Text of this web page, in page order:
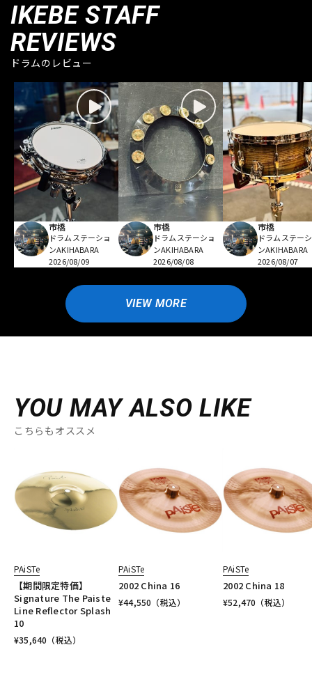
IKEBE STAFF
REVIEWS
ドラムのレビュー
市橋
ドラムステーショ
ンAKIHABARA
2026/08/09
市橋
ドラムステーショ
ンAKIHABARA
2026/08/08
市橋
ドラムステー
ンAKIHABARA
2026/08/07
VIEW MORE
YOU MAY ALSO LIKE
こちらもオススメ
PAiSTe
【期間限定特価】
Signature The Paiste
Line Reflector Splash
10
¥35,640 （税込）
PAiSTe
2002 China 16
¥44,550 （税込）
PAiSTe
2002 China 18
¥52,470 （税込）